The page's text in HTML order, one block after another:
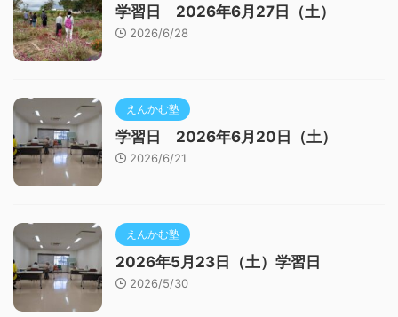
学習日 2026年6月27日（土）
2026/6/28
えんかむ塾
学習日 2026年6月20日（土）
2026/6/21
えんかむ塾
2026年5月23日（土）学習日
2026/5/30